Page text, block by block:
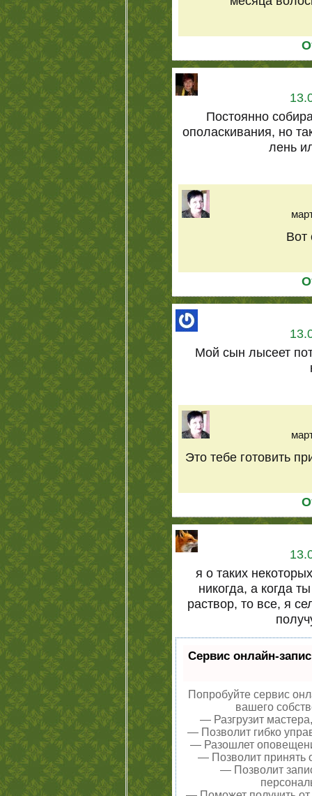
Постоянно
ополаскивания, но
лень
Вот
Мой сын лысеет
Это тебе готовить
я о таких
никогда, а когда
раствор, то все, я
Сервис онлайн-
Попробуйте сервис
вашего
— Разгрузит
— Позволит гибко
— Разошлет
— Позволит принять
— Позволит